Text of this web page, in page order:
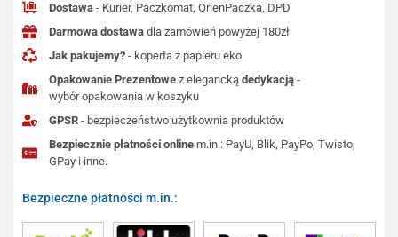
Dostawa - Kurier, Paczkomat, OrlenPaczka, DPD
Darmowa dostawa dla zamówień powyżej 180zł
Jak pakujemy? - koperta z papieru eko
Opakowanie Prezentowe z eleganckądedykacją -
wybór opakowania w koszyku
GPSR - bezpieczeństwo użytkownia produktów
Bezpiecznie płatności online m.in.: PayU, Blik, PayPo, Twisto,
GPay i inne.
Bezpieczne płatności m.in.: